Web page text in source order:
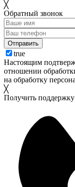
╳
Обратный звонок
Отправить
true
Настоящим
отношении
на обработку
╳
Получить поддержку